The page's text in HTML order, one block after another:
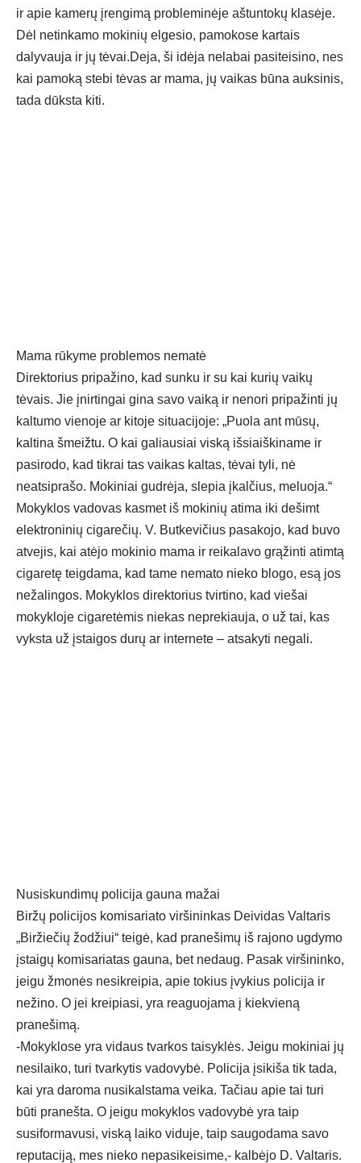
ir apie kamerų įrengimą probleminėje aštuntokų klasėje.
Dėl netinkamo mokinių elgesio, pamokose kartais
dalyvauja ir jų tėvai.Deja, ši idėja nelabai pasiteisino, nes
kai pamoką stebi tėvas ar mama, jų vaikas būna auksinis,
tada dūksta kiti.
Mama rūkyme problemos nematė
Direktorius pripažino, kad sunku ir su kai kurių vaikų
tėvais. Jie įnirtingai gina savo vaiką ir nenori pripažinti jų
kaltumo vienoje ar kitoje situacijoje: „Puola ant mūsų,
kaltina šmeižtu. O kai galiausiai viską išsiaiškiname ir
pasirodo, kad tikrai tas vaikas kaltas, tėvai tyli, nė
neatsiprašo. Mokiniai gudrėja, slepia įkalčius, meluoja.“
Mokyklos vadovas kasmet iš mokinių atima iki dešimt
elektroninių cigarečių. V. Butkevičius pasakojo, kad buvo
atvejis, kai atėjo mokinio mama ir reikalavo grąžinti atimtą
cigaretę teigdama, kad tame nemato nieko blogo, esą jos
nežalingos. Mokyklos direktorius tvirtino, kad viešai
mokykloje cigaretėmis niekas neprekiauja, o už tai, kas
vyksta už įstaigos durų ar internete – atsakyti negali.
Nusiskundimų policija gauna mažai
Biržų policijos komisariato viršininkas Deividas Valtaris
„Biržiečių žodžiui“ teigė, kad pranešimų iš rajono ugdymo
įstaigų komisariatas gauna, bet nedaug. Pasak viršininko,
jeigu žmonės nesikreipia, apie tokius įvykius policija ir
nežino. O jei kreipiasi, yra reaguojama į kiekvieną
pranešimą.
-Mokyklose yra vidaus tvarkos taisyklės. Jeigu mokiniai jų
nesilaiko, turi tvarkytis vadovybė. Policija įsikiša tik tada,
kai yra daroma nusikalstama veika. Tačiau apie tai turi
būti pranešta. O jeigu mokyklos vadovybė yra taip
susiformavusi, viską laiko viduje, taip saugodama savo
reputaciją, mes nieko nepasikeisime,- kalbėjo D. Valtaris.